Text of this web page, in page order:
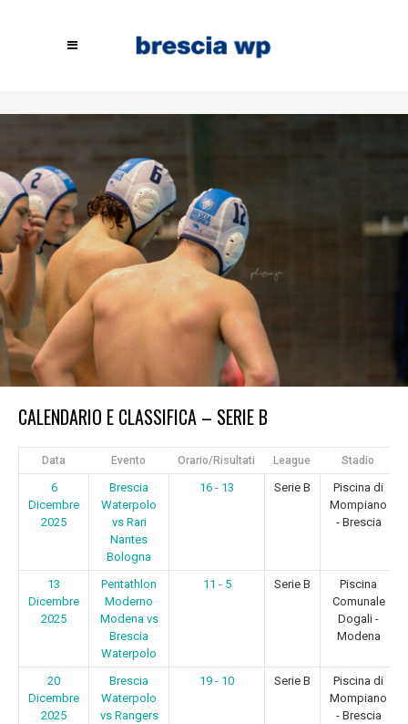
CALENDARIO E CLASSIFICA – SERIE B
Data Evento Orario/Risultati League Stadio
6
Dicembre
2025
Brescia
Waterpolo
vs Rari
Nantes
Bologna
16 - 13 Serie B
Piscina di
Mompiano
- Brescia
13
Dicembre
2025
Pentathlon
Moderno
Modena vs
Brescia
Waterpolo
11 - 5 Serie B
Piscina
Comunale
Dogali -
Modena
20
Dicembre
2025
Brescia
Waterpolo
vs Rangers
19 - 10 Serie B
Piscina di
Mompiano
- Brescia